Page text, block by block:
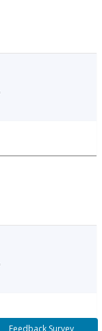
Feedback Survey